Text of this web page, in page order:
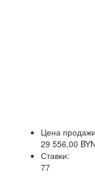
Цена продажи
29 556,00 BYN
Ставки:
77